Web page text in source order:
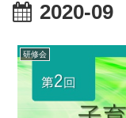
2020-09
研修会